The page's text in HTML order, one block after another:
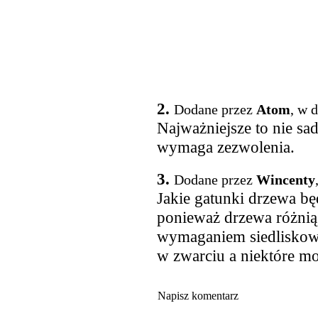
2. Dodane przez Atom, w
Najważniejsze to nie
wymaga zezwolenia.
3. Dodane przez Wincenty
Jakie gatunki drzewa
ponieważ drzewa
wymaganiem
w zwarciu a niektóre
Napisz komentarz